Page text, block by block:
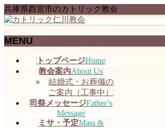
兵庫県西宮市のカトリック教会
MENU
トップページHome
教会案内About Us
結婚式・お葬儀の
ご案内（工事中）
司祭メッセージFather’s
Message
ミサ・予定Mass &